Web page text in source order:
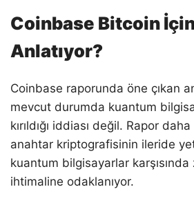
Coinbase Bitcoin
Anlatıyor?
Coinbase raporunda öne çıkan
mevcut durumda kuantum
kırıldığı iddiası değil. Rapor
anahtar kriptografisinin ileride
kuantum bilgisayarlar karşısında
ihtimaline odaklanıyor.